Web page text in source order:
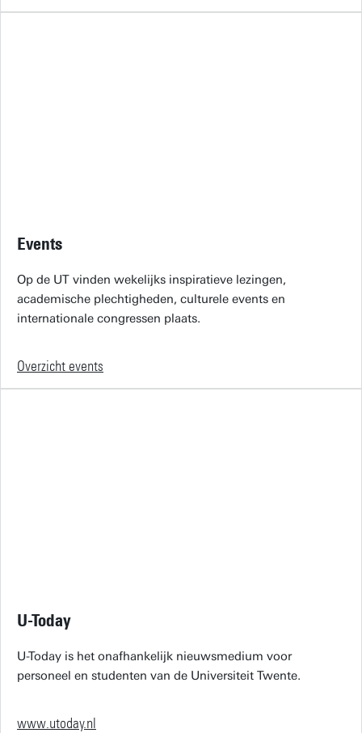
Events
Op de UT vinden wekelijks inspiratieve lezingen,
academische plechtigheden, culturele events en
internationale congressen plaats.
Overzicht events
U-Today
U-Today is het onafhankelijk nieuwsmedium voor
personeel en studenten van de Universiteit Twente.
www.utoday.nl